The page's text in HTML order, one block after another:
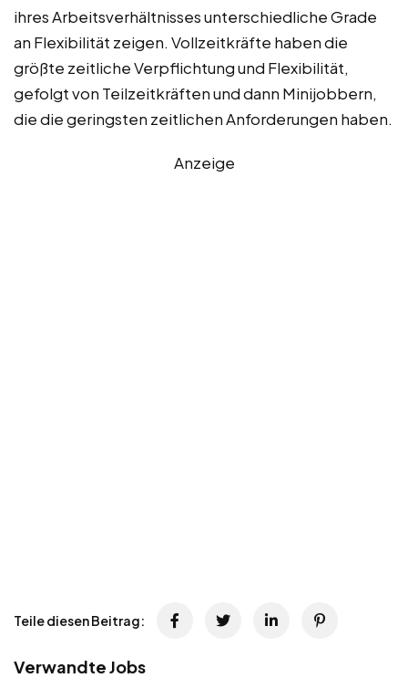
ihres Arbeitsverhältnisses unterschiedliche Grade
an Flexibilität zeigen. Vollzeitkräfte haben die
größte zeitliche Verpflichtung und Flexibilität,
gefolgt von Teilzeitkräften und dann Minijobbern,
die die geringsten zeitlichen Anforderungen haben.
Anzeige
Teile diesen Beitrag:
Verwandte Jobs